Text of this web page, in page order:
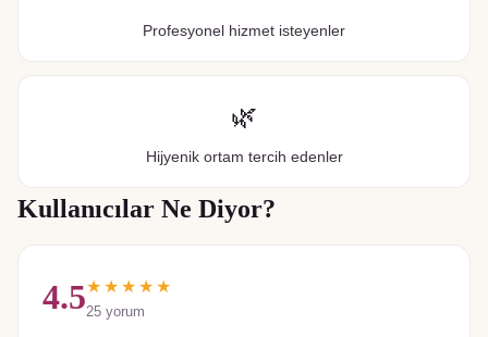
Profesyonel hizmet isteyenler
🌿
Hijyenik ortam tercih edenler
Kullanıcılar Ne Diyor?
4.5★★★★★
25 yorum